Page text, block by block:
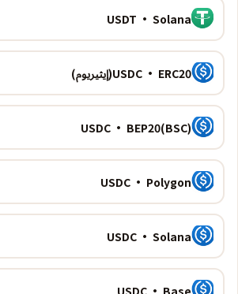
USDT · Solana
USDC · ERC20(إيثيريوم)
USDC · BEP20(BSC)
USDC · Polygon
USDC · Solana
USDC · Base